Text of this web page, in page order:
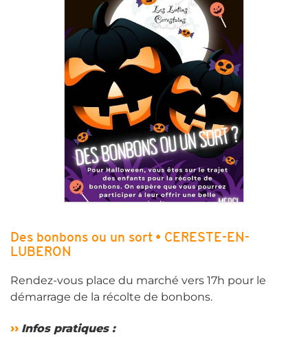
Des bonbons ou un sort • CERESTE-EN-
LUBERON
Rendez-vous place du marché vers 17h pour le
démarrage de la récolte de bonbons.
›› Infos pratiques :